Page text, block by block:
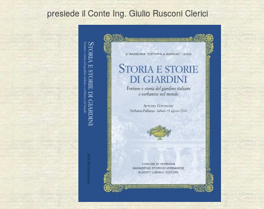
presiede il Conte Ing. Giulio Rusconi Clerici